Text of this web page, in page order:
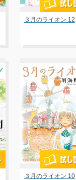
３月のライオン 12
３月のライオン 10